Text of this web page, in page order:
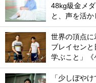
48kg級金メ
と、声を活
世界の頂点に
ブレイセン
学ぶこと」《
「少しぼや